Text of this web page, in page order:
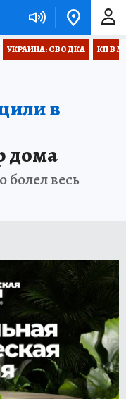
УКРАИНА: СВОДКА КП В
в
дома
болел весь